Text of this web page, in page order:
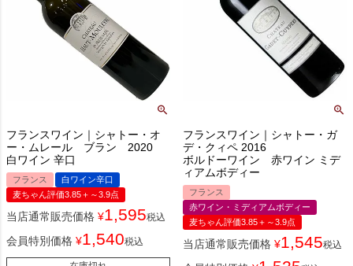
フランスワイン｜シャトー・オ
ー・ムレール ブラン 2020
白ワイン 辛口
フランス
白ワイン辛口
麦ちゃん評価3.85＋～3.9点
当店通常販売価格 ¥1,595税込
会員特別価格 ¥1,540税込
フランスワイン｜シャトー・ガ
デ・クィペ 2016
ボルドーワイン 赤ワイン ミデ
ィアムボディー
フランス
赤ワイン・ミディアムボディー
麦ちゃん評価3.85＋～3.9点
当店通常販売価格 ¥1,545税込